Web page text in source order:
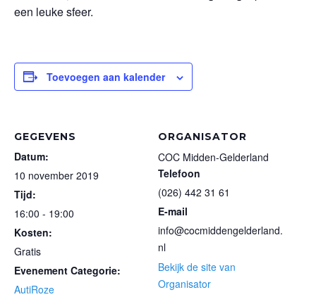
een leuke sfeer.
Toevoegen aan kalender
GEGEVENS
Datum:
10 november 2019
Tijd:
16:00 - 19:00
Kosten:
Gratis
Evenement Categorie:
AutiRoze
ORGANISATOR
COC Midden-Gelderland
Telefoon
(026) 442 31 61
E-mail
info@cocmiddengelderland.
nl
Bekijk de site van
Organisator